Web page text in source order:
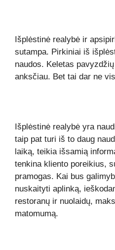
Išplėstinė realybė ir
sutampa. Pirkiniai iš
naudos. Keletas
anksčiau. Bet tai dar ne
Išplėstinė realybė yra
taip pat turi iš to daug
laiką, teikia išsamią
tenkina kliento poreikius,
pramogas. Kai bus
nuskaityti aplinką,
restoranų ir nuolaidų,
matomumą.